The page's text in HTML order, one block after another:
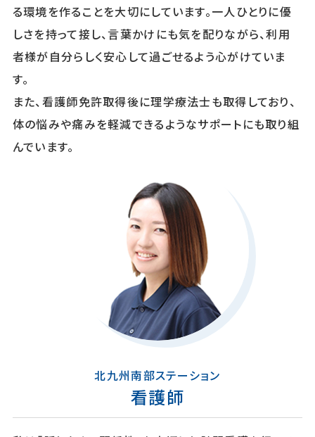
る環境を作ることを大切にしています。一人ひとりに優
しさを持って接し、言葉かけにも気を配りながら、利用
者様が自分らしく安心して過ごせるよう心がけていま
す。
また、看護師免許取得後に理学療法士も取得しており、
体の悩みや痛みを軽減できるようなサポートにも取り組
んでいます。
北九州南部ステーション
看護師